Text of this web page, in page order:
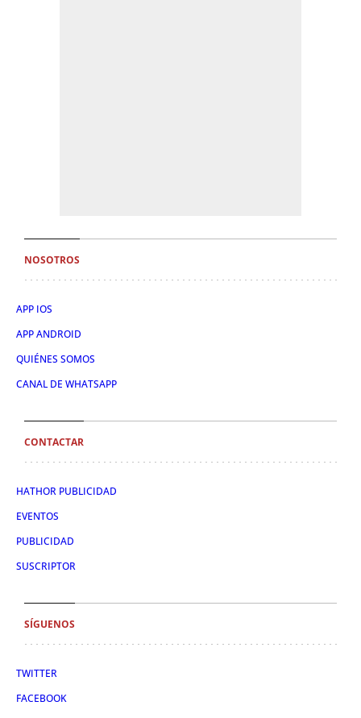
NOSOTROS
APP IOS
APP ANDROID
QUIÉNES SOMOS
CANAL DE WHATSAPP
CONTACTAR
HATHOR PUBLICIDAD
EVENTOS
PUBLICIDAD
SUSCRIPTOR
SÍGUENOS
TWITTER
FACEBOOK